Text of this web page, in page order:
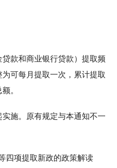
款和商业银行贷款）提取频
可每月提取一次，累计提取
。
实施。原有规定与本通知不一
四项提取新政的政策解读